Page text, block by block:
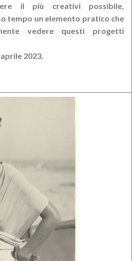
il più creativi possibile,
tempo un elemento pratico che
vedere questi progetti
2023.